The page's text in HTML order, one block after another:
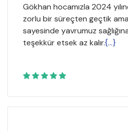
Gökhan hocamızla 2024
zorlu bir süreçten geçtik ama
sayesinde yavrumuz
teşekkür etsek az kalır.{...}